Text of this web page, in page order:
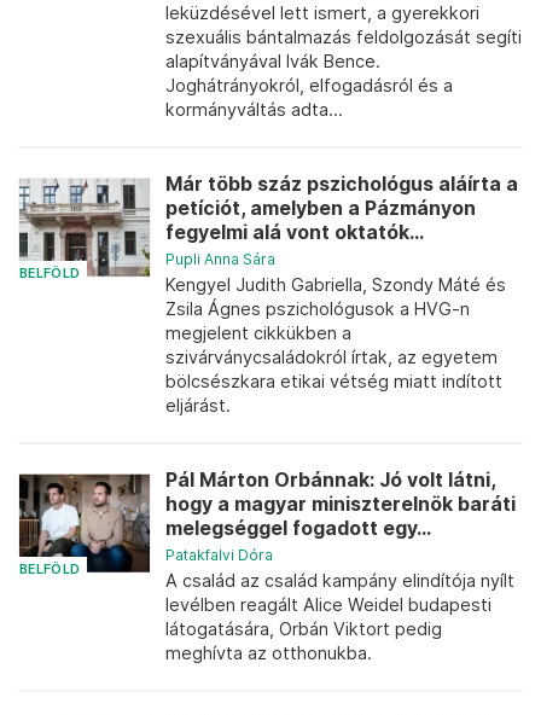
leküzdésével lett ismert, a gyerekkori
szexuális bántalmazás feldolgozását segíti
alapítványával Ivák Bence.
Joghátrányokról, elfogadásról és a
kormányváltás adta...
BELFÖLD
Már több száz pszichológus aláírta a
petíciót, amelyben a Pázmányon
fegyelmi alá vont oktatók...
Pupli Anna Sára
Kengyel Judith Gabriella, Szondy Máté és
Zsila Ágnes pszichológusok a HVG-n
megjelent cikkükben a
szivárványcsaládokról írtak, az egyetem
bölcsészkara etikai vétség miatt indított
eljárást.
BELFÖLD
Pál Márton Orbánnak: Jó volt látni,
hogy a magyar miniszterelnök baráti
melegséggel fogadott egy...
Patakfalvi Dóra
A család az család kampány elindítója nyílt
levélben reagált Alice Weidel budapesti
látogatására, Orbán Viktort pedig
meghívta az otthonukba.